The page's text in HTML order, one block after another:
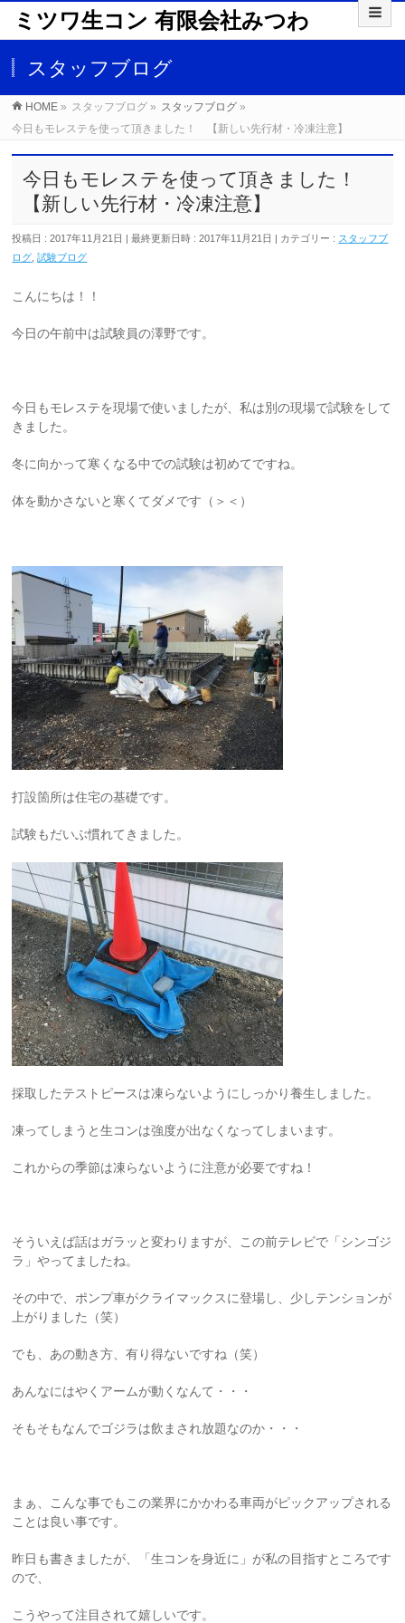
ミツワ生コン 有限会社みつわ
スタッフブログ
HOME » スタッフブログ » スタッフブログ »
今日もモレステを使って頂きました！ 【新しい先行材・冷凍注意】
今日もモレステを使って頂きました！
【新しい先行材・冷凍注意】
投稿日 : 2017年11月21日 最終更新日時 : 2017年11月21日 カテゴリー : スタッフブ
ログ ,試験ブログ
こんにちは！！
今日の午前中は試験員の澤野です。
今日もモレステを現場で使いましたが、私は別の現場で試験をして
きました。
冬に向かって寒くなる中での試験は初めてですね。
体を動かさないと寒くてダメです（＞＜）
打設箇所は住宅の基礎です。
試験もだいぶ慣れてきました。
採取したテストピースは凍らないようにしっかり養生しました。
凍ってしまうと生コンは強度が出なくなってしまいます。
これからの季節は凍らないように注意が必要ですね！
そういえば話はガラッと変わりますが、この前テレビで「シンゴジ
ラ」やってましたね。
その中で、ポンプ車がクライマックスに登場し、少しテンションが
上がりました（笑）
でも、あの動き方、有り得ないですね（笑）
あんなにはやくアームが動くなんて・・・
そもそもなんでゴジラは飲まされ放題なのか・・・
まぁ、こんな事でもこの業界にかかわる車両がピックアップされる
ことは良い事です。
昨日も書きましたが、「生コンを身近に」が私の目指すところです
ので、
こうやって注目されて嬉しいです。